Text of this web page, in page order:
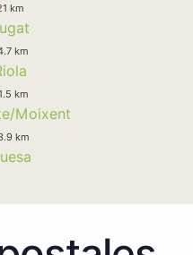
km
km
km
Moixent
km